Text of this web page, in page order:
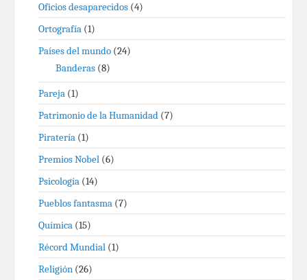
Oficios desaparecidos (4)
Ortografía (1)
Países del mundo (24)
Banderas (8)
Pareja (1)
Patrimonio de la Humanidad (7)
Piratería (1)
Premios Nobel (6)
Psicología (14)
Pueblos fantasma (7)
Química (15)
Récord Mundial (1)
Religión (26)